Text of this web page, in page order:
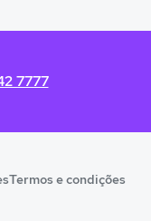
7777
Termos e condições